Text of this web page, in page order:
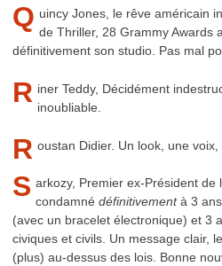
Q uincy Jones, le rêve américain
de Thriller, 28 Grammy Awards
définitivement son studio. Pas mal
R iner Teddy, Décidément
inoubliable.
R oustan Didier. Un look, une
S arkozy, Premier ex-Président de
condamnédéfinitivementà 3
(avec un bracelet électronique) et 3
civiques et civils. Un message clair,
(plus) au-dessus des lois. Bonne